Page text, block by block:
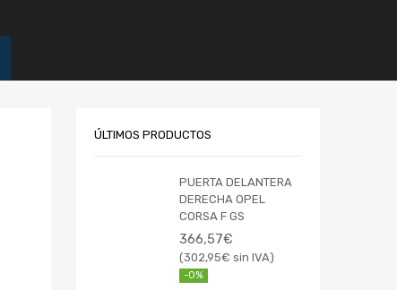
ÚLTIMOS PRODUCTOS
PUERTA DELANTERA
DERECHA OPEL
CORSA F GS
366,57€
302,95€
-0%